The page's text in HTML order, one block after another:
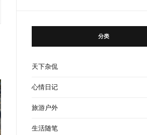
分类
天下杂侃
心情日记
旅游户外
生活随笔